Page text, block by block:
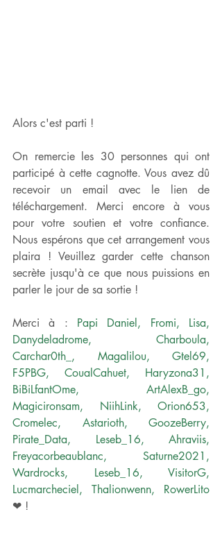
Alors c'est parti !
On remercie les 30 personnes qui ont
participé à cette cagnotte. Vous avez dû
recevoir un email avec le lien de
téléchargement. Merci encore à vous
pour votre soutien et votre confiance.
Nous espérons que cet arrangement vous
plaira ! Veuillez garder cette chanson
secrète jusqu'à ce que nous puissions en
parler le jour de sa sortie !
Merci à : Papi Daniel, Fromi, Lisa,
Danydeladrome, Charboula,
Carchar0th_, Magalilou, Gtel69,
F5PBG, CoualCahuet, Haryzona31,
BiBiLfantOme, ArtAlexB_go,
Magicironsam, NiihLink, Orion653,
Cromelec, Astarioth, GoozeBerry,
Pirate_Data, Leseb_16, Ahraviis,
Freyacorbeaublanc, Saturne2021,
Wardrocks, Leseb_16, VisitorG,
Lucmarcheciel, Thalionwenn, RowerLito
❤ !